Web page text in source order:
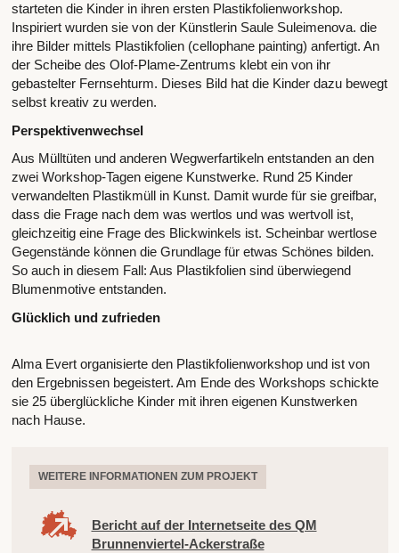
starteten die Kinder in ihren ersten Plastikfolienworkshop.
Inspiriert wurden sie von der Künstlerin Saule Suleimenova. die
ihre Bilder mittels Plastikfolien (cellophane painting) anfertigt. An
der Scheibe des Olof-Plame-Zentrums klebt ein von ihr
gebastelter Fernsehturm. Dieses Bild hat die Kinder dazu bewegt
selbst kreativ zu werden.
Perspektivenwechsel
Aus Mülltüten und anderen Wegwerfartikeln entstanden an den
zwei Workshop-Tagen eigene Kunstwerke. Rund 25 Kinder
verwandelten Plastikmüll in Kunst. Damit wurde für sie greifbar,
dass die Frage nach dem was wertlos und was wertvoll ist,
gleichzeitig eine Frage des Blickwinkels ist. Scheinbar wertlose
Gegenstände können die Grundlage für etwas Schönes bilden.
So auch in diesem Fall: Aus Plastikfolien sind überwiegend
Blumenmotive entstanden.
Glücklich und zufrieden
Alma Evert organisierte den Plastikfolienworkshop und ist von
den Ergebnissen begeistert. Am Ende des Workshops schickte
sie 25 überglückliche Kinder mit ihren eigenen Kunstwerken
nach Hause.
WEITERE INFORMATIONEN ZUM PROJEKT
Bericht auf der Internetseite des QM
Brunnenviertel-Ackerstraße